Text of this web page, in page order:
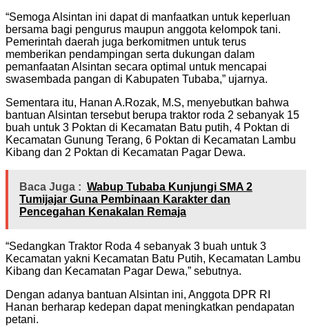
“Semoga Alsintan ini dapat di manfaatkan untuk keperluan
bersama bagi pengurus maupun anggota kelompok tani.
Pemerintah daerah juga berkomitmen untuk terus
memberikan pendampingan serta dukungan dalam
pemanfaatan Alsintan secara optimal untuk mencapai
swasembada pangan di Kabupaten Tubaba,” ujarnya.
Sementara itu, Hanan A.Rozak, M.S, menyebutkan bahwa
bantuan Alsintan tersebut berupa traktor roda 2 sebanyak 15
buah untuk 3 Poktan di Kecamatan Batu putih, 4 Poktan di
Kecamatan Gunung Terang, 6 Poktan di Kecamatan Lambu
Kibang dan 2 Poktan di Kecamatan Pagar Dewa.
Baca Juga : Wabup Tubaba Kunjungi SMA 2
Tumijajar Guna Pembinaan Karakter dan
Pencegahan Kenakalan Remaja
“Sedangkan Traktor Roda 4 sebanyak 3 buah untuk 3
Kecamatan yakni Kecamatan Batu Putih, Kecamatan Lambu
Kibang dan Kecamatan Pagar Dewa,” sebutnya.
Dengan adanya bantuan Alsintan ini, Anggota DPR RI
Hanan berharap kedepan dapat meningkatkan pendapatan
petani.